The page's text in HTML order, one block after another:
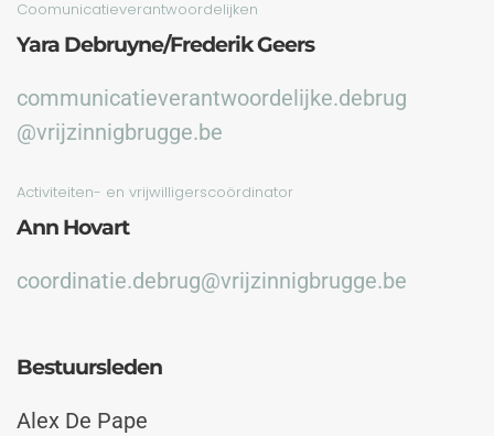
Coomunicatieverantwoordelijken
Yara Debruyne/Frederik Geers
communicatieverantwoordelijke.debrug
@vrijzinnigbrugge.be
Activiteiten- en vrijwilligerscoördinator
Ann Hovart
coordinatie.debrug@vrijzinnigbrugge.be
Bestuursleden
Alex De Pape